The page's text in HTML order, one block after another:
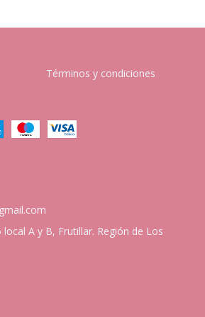
Términos y condiciones
A y B, Frutillar. Región de Los